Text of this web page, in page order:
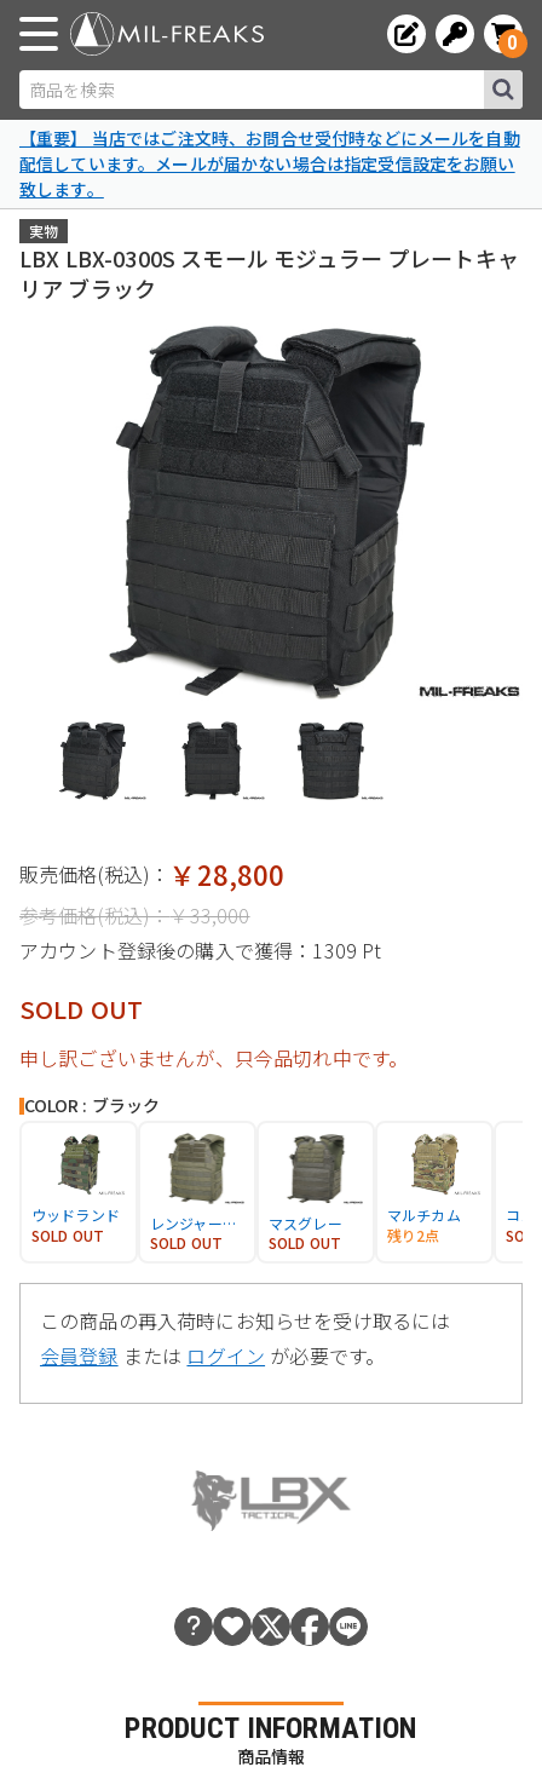
商品を検索
0
【重要】 当店ではご注文時、お問合せ受付時などにメールを自動
配信しています。メールが届かない場合は指定受信設定をお願い
致します。
実物
LBX LBX-0300S スモール モジュラー プレートキャ
リア ブラック
販売価格(税込)： ￥28,800
参考価格(税込)：￥33,000
アカウント登録後の購入で獲得： 1309 Pt
SOLD OUT
申し訳ございませんが、只今品切れ中です。
COLOR : ブラック
ウッドランド
SOLD OUT
レンジャーグリーン
SOLD OUT
マスグレー
SOLD OUT
マルチカム
残り2点
この商品の再入荷時にお知らせを受け取るには
会員登録 または ログイン が必要です。
PRODUCT INFORMATION
商品情報